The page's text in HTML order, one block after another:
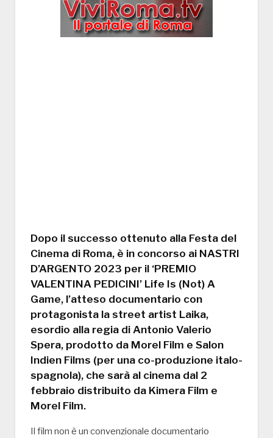
Dopo il successo ottenuto alla Festa del
Cinema di Roma, è in concorso ai NASTRI
D’ARGENTO 2023 per il ‘PREMIO
VALENTINA PEDICINI’ Life Is (Not) A
Game, l’atteso documentario con
protagonista la street artist Laika,
esordio alla regia di Antonio Valerio
Spera, prodotto da Morel Film e Salon
Indien Films (per una co-produzione italo-
spagnola), che sarà al cinema dal 2
febbraio distribuito da Kimera Film e
Morel Film.
Il film non è un convenzionale documentario